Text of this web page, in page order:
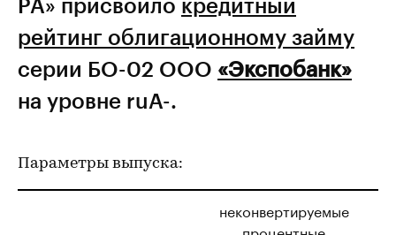
рейтинг облигационному займу
серии БО-02 ООО «Экспобанк»
на уровне ruА-.
Параметры выпуска:
неконвертируемые